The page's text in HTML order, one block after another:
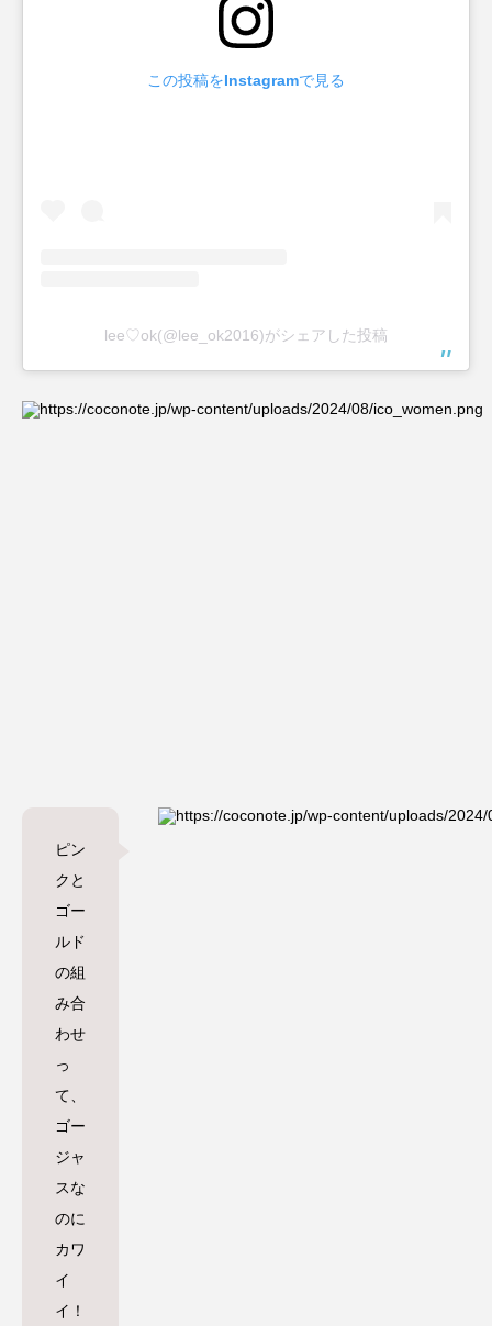
この投稿をInstagramで見る
lee♡ok(@lee_ok2016)がシェアした投稿
ピン
クと
ゴー
ルド
の組
み合
わせ
っ
て、
ゴー
ジャ
スな
のに
カワ
イ
イ！